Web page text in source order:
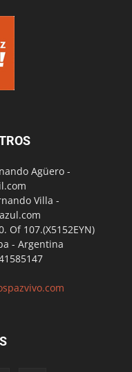
Agüero -
Villa -
Of 107.(X5152EYN)
- Argentina